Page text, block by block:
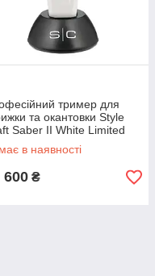
тример для
та окантовки Style
Saber II White Limited
(STSAWT)
в наявності
600 ₴